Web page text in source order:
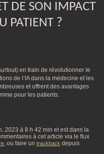
DE SON IMPACT
PATIENT ?
en train de révolutionner le
de l’IA dans la médecine et les
et offrent des avantages
pour les patients.
2023 à 8 h 42 min et est dans la
à cet article via le flux
, ou faire un trackback depuis